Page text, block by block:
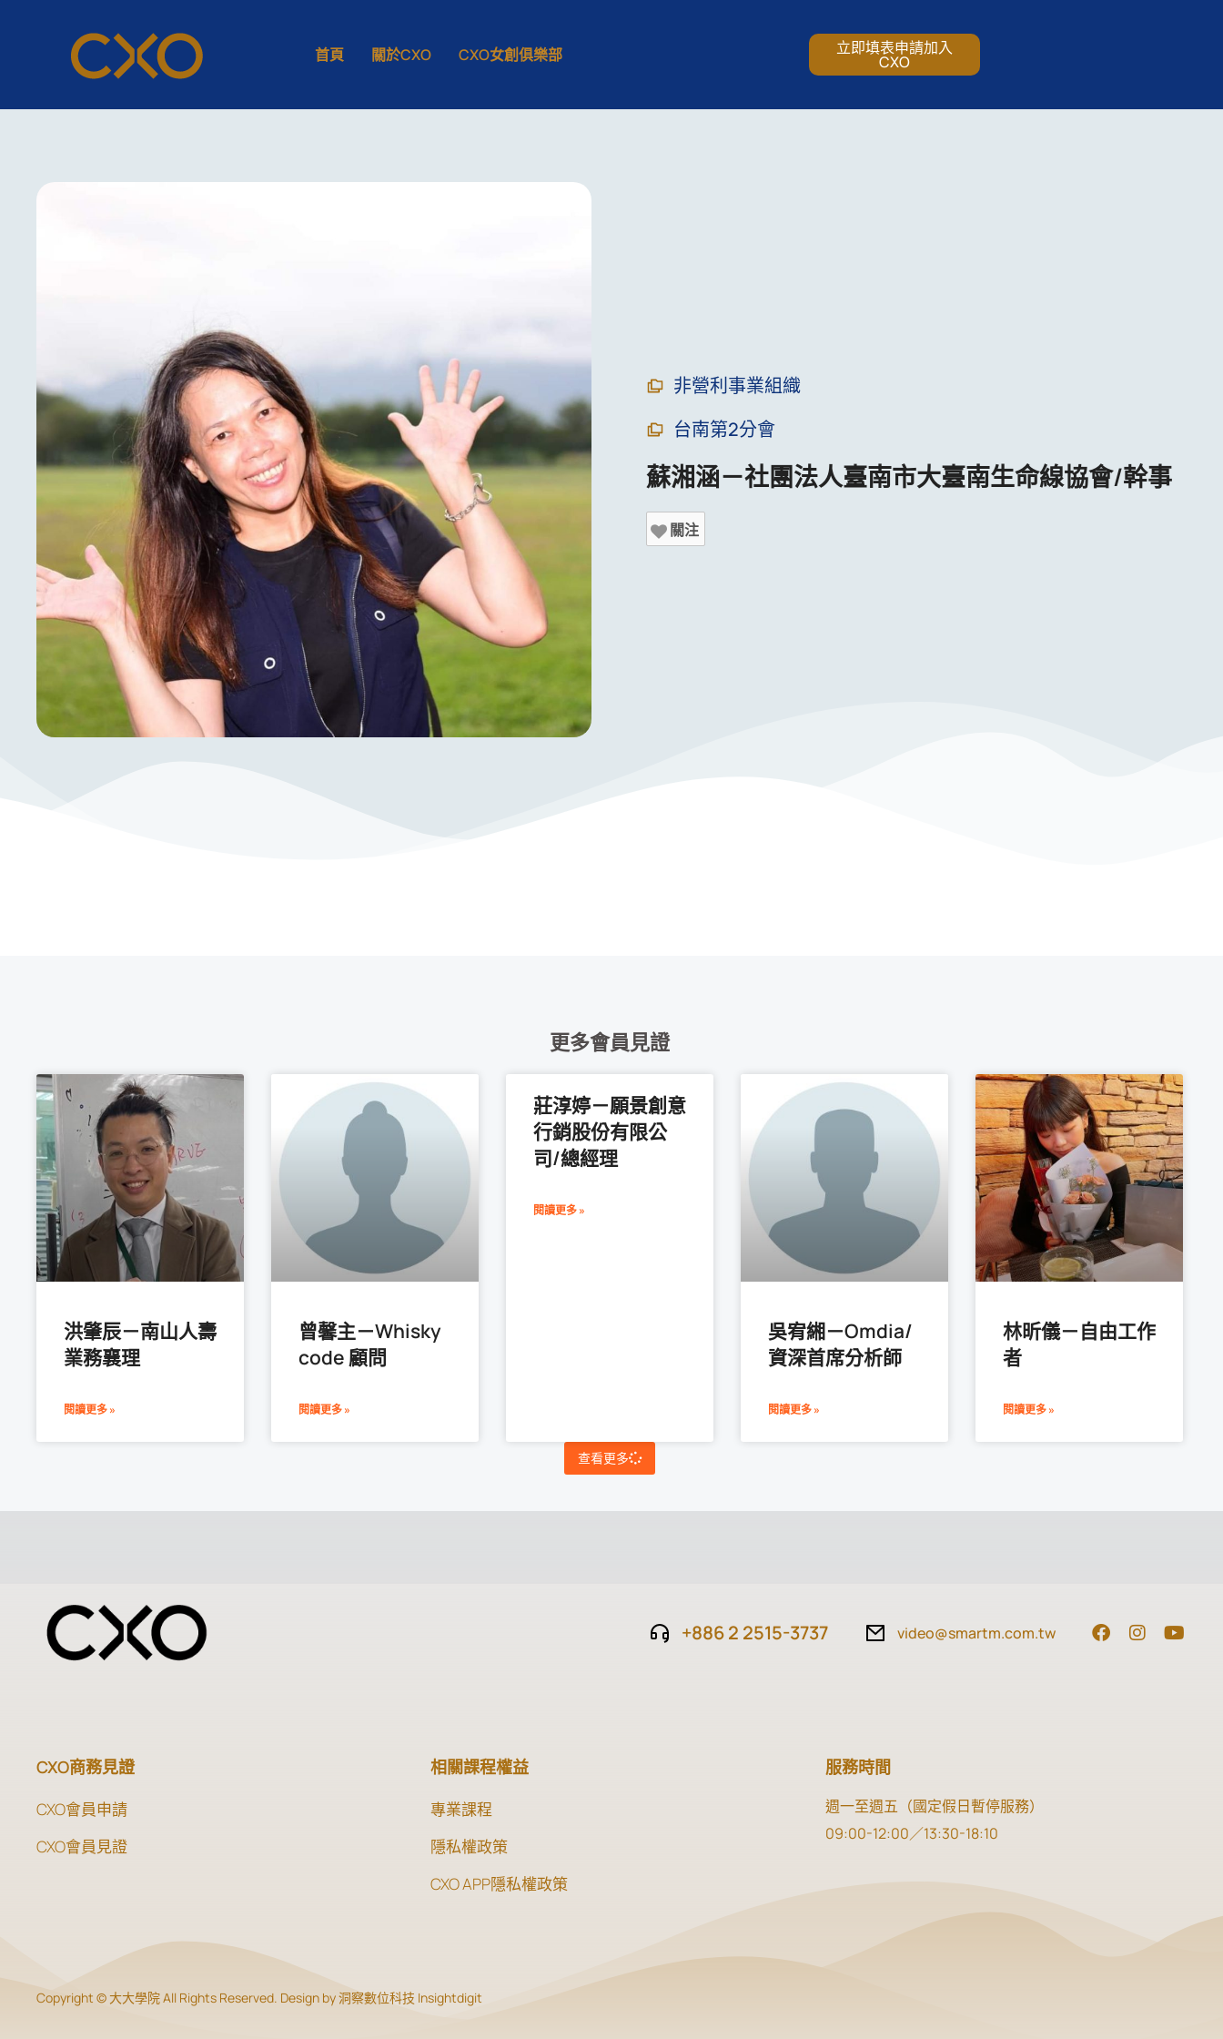
首頁 關於CXO CXO女創俱樂部 立即填表申請加入
CXO
非營利事業組織
台南第2分會
蘇湘涵－社團法人臺南市大臺南生命線協會/幹事
關注
更多會員見證
洪肇辰－南山人壽
業務襄理
閱讀更多 »
曾馨主－Whisky
code 顧問
閱讀更多 »
莊淳婷－願景創意
行銷股份有限公
司/總經理
閱讀更多 »
吳宥緗－Omdia/
資深首席分析師
閱讀更多 »
林昕儀－自由工作
者
閱讀更多 »
查看更多
+886 2 2515-3737 video@smartm.com.tw
CXO商務見證
CXO會員申請
CXO會員見證
相關課程權益
專業課程
隱私權政策
CXO APP隱私權政策
服務時間
週一至週五（國定假日暫停服務）
09:00-12:00／13:30-18:10
Copyright © 大大學院 All Rights Reserved. Design by 洞察數位科技 Insightdigit